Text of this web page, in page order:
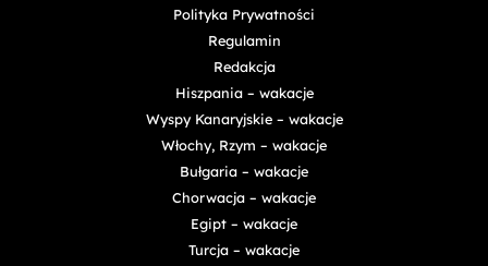
Polityka Prywatności
Regulamin
Redakcja
Hiszpania – wakacje
Wyspy Kanaryjskie – wakacje
Włochy, Rzym – wakacje
Bułgaria – wakacje
Chorwacja – wakacje
Egipt – wakacje
Turcja – wakacje